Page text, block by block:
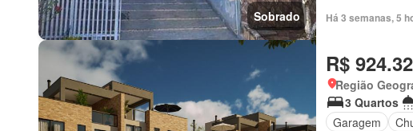
Sobrado Há 3 semanas, 5
R$
Região
3 Quartos
Garagem